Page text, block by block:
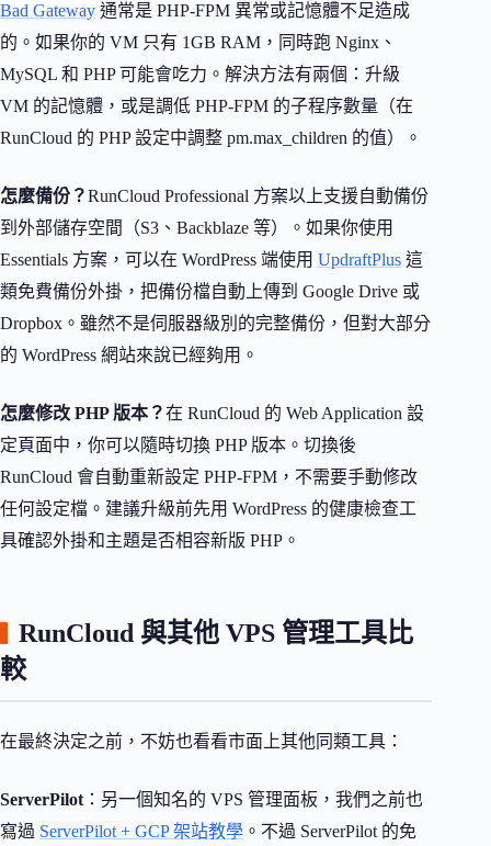
Bad Gateway 通常是 PHP-FPM 異常或記憶體不足造成
的。如果你的 VM 只有 1GB RAM，同時跑 Nginx、
MySQL 和 PHP 可能會吃力。解決方法有兩個：升級
VM 的記憶體，或是調低 PHP-FPM 的子程序數量（在
RunCloud 的 PHP 設定中調整 pm.max_children 的值）。
怎麼備份？RunCloud Professional 方案以上支援自動備份
到外部儲存空間（S3、Backblaze 等）。如果你使用
Essentials 方案，可以在 WordPress 端使用 UpdraftPlus 這
類免費備份外掛，把備份檔自動上傳到 Google Drive 或
Dropbox。雖然不是伺服器級別的完整備份，但對大部分
的 WordPress 網站來說已經夠用。
怎麼修改 PHP 版本？在 RunCloud 的 Web Application 設
定頁面中，你可以隨時切換 PHP 版本。切換後
RunCloud 會自動重新設定 PHP-FPM，不需要手動修改
任何設定檔。建議升級前先用 WordPress 的健康檢查工
具確認外掛和主題是否相容新版 PHP。
RunCloud 與其他 VPS 管理工具比
較
在最終決定之前，不妨也看看市面上其他同類工具：
ServerPilot ：另一個知名的 VPS 管理面板，我們之前也
寫過 ServerPilot + GCP 架站教學 。不過 ServerPilot 的免